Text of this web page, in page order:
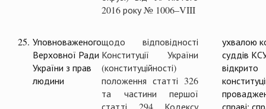
2016 року № 1006–VIII
25. Уповноваженого
Верховної Ради
України з прав
людини
щодо відповідності
Конституції України
(конституційності)
положення статті 326
та частини першої
статті 294 Кодексу
ухвалою
суддів
відкрито
справі;